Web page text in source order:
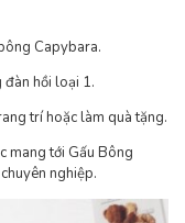
Capybara.
hồi loại 1.
trí hoặc làm quà tặng.
mang tới Gấu Bông
nghiệp.